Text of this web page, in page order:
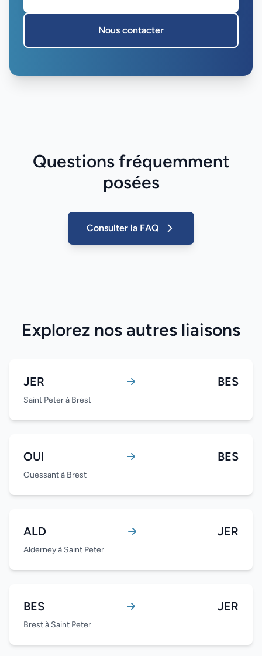
Nous contacter
Questions fréquemment
posées
Consulter la FAQ
Explorez nos autres liaisons
JER BES
Saint Peter à Brest
OUI BES
Ouessant à Brest
ALD JER
Alderney à Saint Peter
BES JER
Brest à Saint Peter